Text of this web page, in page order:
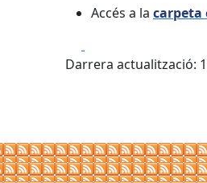
Accés a la carpeta
Darrera actualització: